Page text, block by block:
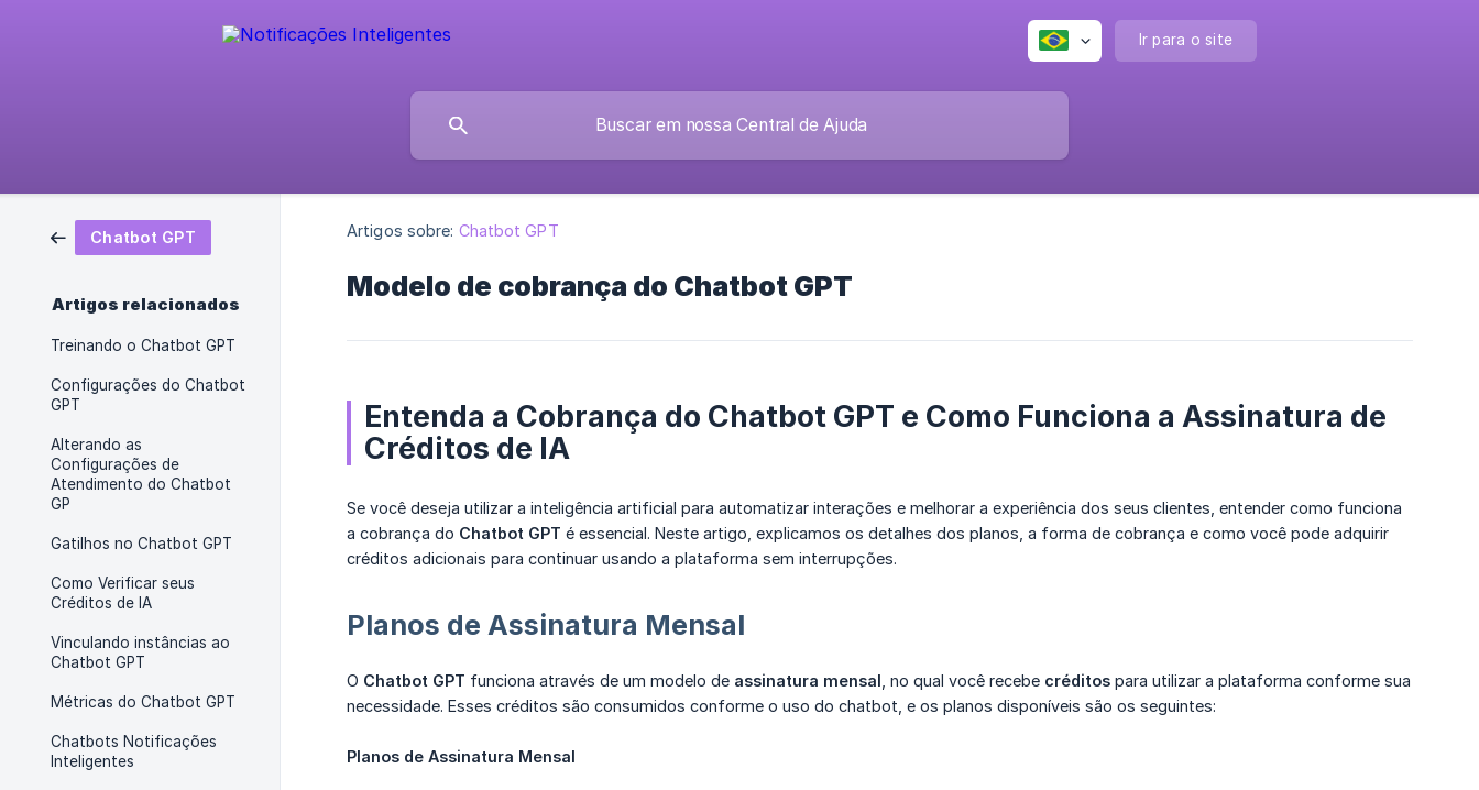
Ir para o site
Chatbot GPT
Artigos relacionados
Treinando o Chatbot GPT
Configurações do Chatbot
GPT
Alterando as
Configurações de
Atendimento do Chatbot
GP
Gatilhos no Chatbot GPT
Como Verificar seus
Créditos de IA
Vinculando instâncias ao
Chatbot GPT
Métricas do Chatbot GPT
Chatbots Notificações
Inteligentes
Artigos sobre: Chatbot GPT
Modelo de cobrança do Chatbot GPT
Entenda a Cobrança do Chatbot GPT e Como Funciona a Assinatura de
Créditos de IA
Se você deseja utilizar a inteligência artificial para automatizar interações e melhorar a experiência dos seus clientes, entender como funciona
a cobrança do Chatbot GPT é essencial. Neste artigo, explicamos os detalhes dos planos, a forma de cobrança e como você pode adquirir
créditos adicionais para continuar usando a plataforma sem interrupções.
Planos de Assinatura Mensal
O Chatbot GPT funciona através de um modelo de assinatura mensal , no qual você recebe créditos para utilizar a plataforma conforme sua
necessidade. Esses créditos são consumidos conforme o uso do chatbot, e os planos disponíveis são os seguintes:
Planos de Assinatura Mensal